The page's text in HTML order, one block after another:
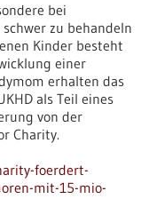
bei
zu behandeln
Kinder besteht
einer
erhalten das
als Teil eines
von der
Charity.
foerdert-
mit-15-mio-